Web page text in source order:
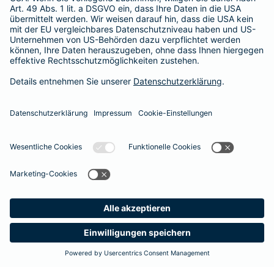
Suche Produkte
Barmenia
Besitzer muss eine vierstellige Rechnung begleichen. Der
Basis-Schutz der Barmenia erstattet dieNotfallversorgung
im tierärztlichen Notdienstkomplett - ohne eine Begrenzung
der Jahreshöchstleistung für Operationen.